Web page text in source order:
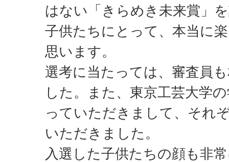
はない「きらめき未来賞」
子供たちにとって、本当に
思います。
選考に当たっては、審査員
した。また、東京工芸大学
っていただきまして、それ
いただきました。
入選した子供たちの顔も非